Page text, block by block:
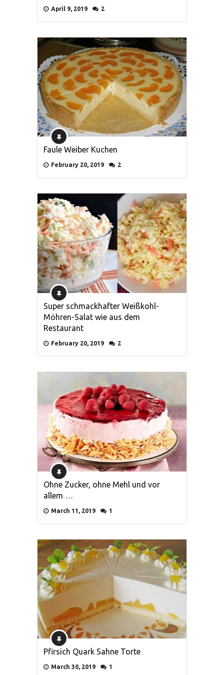
April 9, 2019 2
Faule Weiber Kuchen
February 20, 2019 2
Super schmackhafter Weißkohl-
Möhren-Salat wie aus dem
Restaurant
February 20, 2019 2
Ohne Zucker, ohne Mehl und vor
allem …
March 11, 2019 1
Pfirsich Quark Sahne Torte
March 30, 2019 1